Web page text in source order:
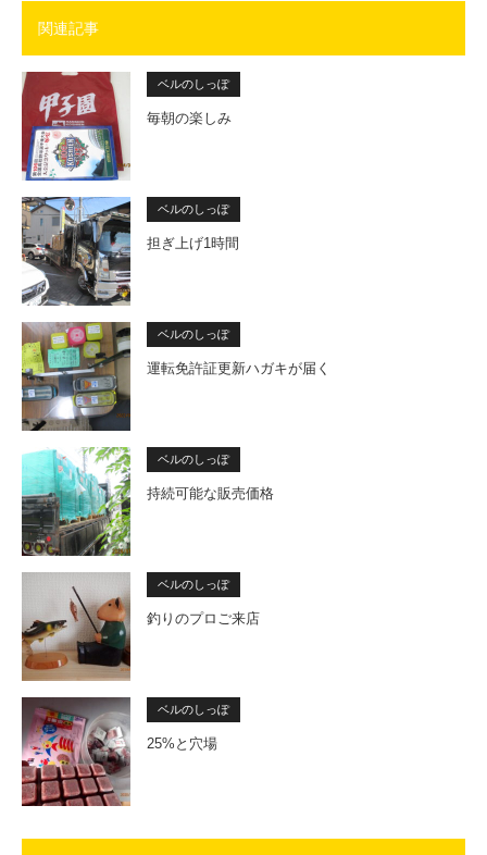
関連記事
ベルのしっぽ
毎朝の楽しみ
ベルのしっぽ
担ぎ上げ1時間
ベルのしっぽ
運転免許証更新ハガキが届く
ベルのしっぽ
持続可能な販売価格
ベルのしっぽ
釣りのプロご来店
ベルのしっぽ
25%と穴場